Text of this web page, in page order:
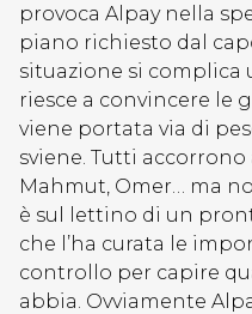
provoca Alpay nella
piano richiesto dal
situazione si
riesce a convincere le
viene portata via di
sviene. Tutti
Mahmut, Omer… ma
è sul lettino di un
che l’ha curata le
controllo per capire
abbia. Ovviamente